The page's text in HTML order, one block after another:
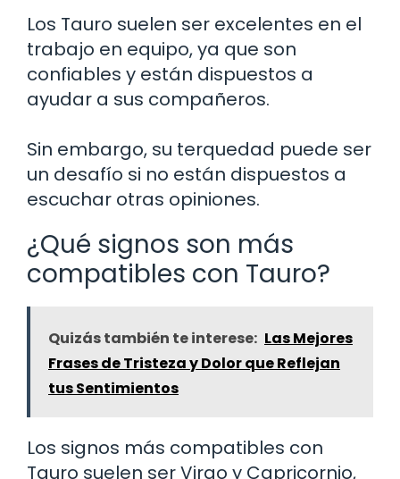
Los Tauro suelen ser excelentes en el
trabajo en equipo, ya que son
confiables y están dispuestos a
ayudar a sus compañeros.
Sin embargo, su terquedad puede ser
un desafío si no están dispuestos a
escuchar otras opiniones.
¿Qué signos son más
compatibles con Tauro?
Quizás también te interese: Las Mejores
Frases de Tristeza y Dolor que Reflejan
tus Sentimientos
Los signos más compatibles con
Tauro suelen ser Virgo y Capricornio,